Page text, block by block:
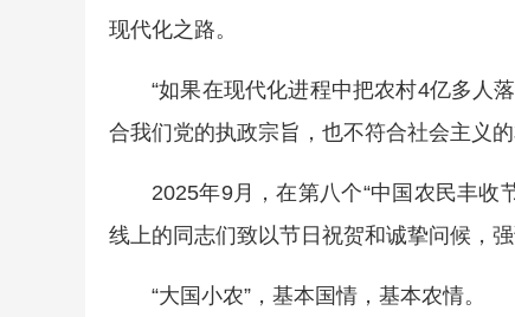
现代化之路。
“如果在现代化进程中把农村4亿多人
合我们党的执政宗旨，也不符合社会主义
2025年9月，在第八个“中国农民丰收
线上的同志们致以节日祝贺和诚挚问候，
“大国小农”，基本国情，基本农情。